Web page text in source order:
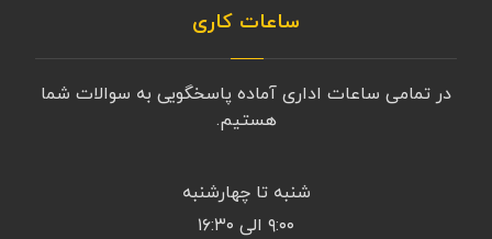
ساعات کاری
در تمامی ساعات اداری آماده پاسخگویی به سوالات شما
هستیم.
شنبه تا چهارشنبه
۹:۰۰ الی ۱۶:۳۰